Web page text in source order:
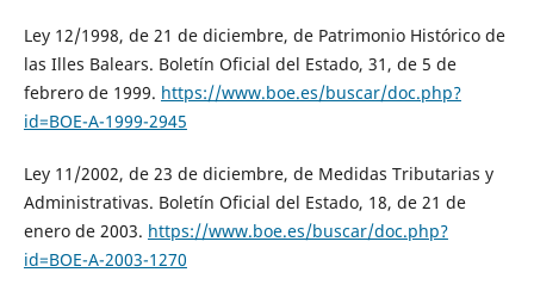
Ley 12/1998, de 21 de diciembre, de Patrimonio Histórico de
las Illes Balears. Boletín Oficial del Estado, 31, de 5 de
febrero de 1999. https://www.boe.es/buscar/doc.php?
id=BOE-A-1999-2945
Ley 11/2002, de 23 de diciembre, de Medidas Tributarias y
Administrativas. Boletín Oficial del Estado, 18, de 21 de
enero de 2003. https://www.boe.es/buscar/doc.php?
id=BOE-A-2003-1270